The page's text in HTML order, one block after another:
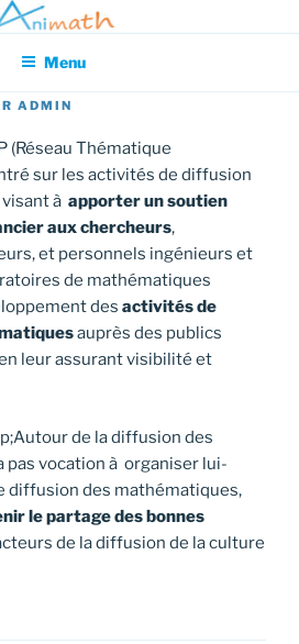
en Mathématiques
Menu
ADMIN
(Réseau Thématique
sur les activités de diffusion
à apporter un soutien
aux chercheurs,
et personnels ingénieurs et
de mathématiques
des activités de
auprès des publics
leur assurant visibilité et
de la diffusion des
pas vocation à organiser lui-
diffusion des mathématiques,
le partage des bonnes
de la diffusion de la culture